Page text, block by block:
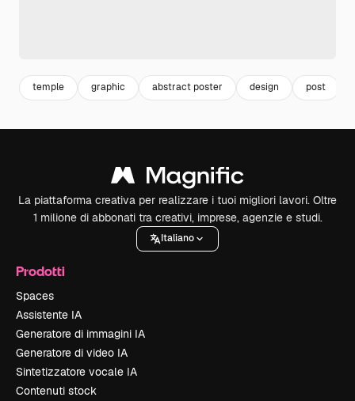
temple graphic abstract poster design post
La piattaforma creativa per realizzare i tuoi migliori lavori. Oltre
1 milione di abbonati tra creativi, imprese, agenzie e studi.
Italiano
Prodotti
Spaces
Assistente IA
Generatore di immagini IA
Generatore di video IA
Sintetizzatore vocale IA
Contenuti stock